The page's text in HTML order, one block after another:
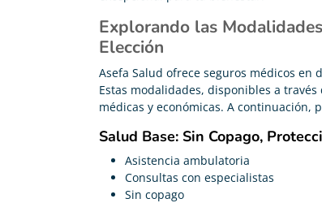
Explorando las
Elección
Asefa Salud ofrece seguros médicos en
Estas modalidades, disponibles a
médicas y económicas. A continuación,
Salud Base: Sin Copago,
Asistencia ambulatoria
Consultas con especialistas
Sin copago